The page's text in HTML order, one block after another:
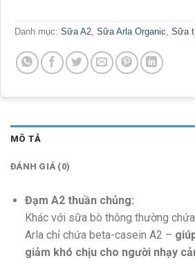
Danh mục: Sữa A2, Sữa Arla Organic, Sữa
MÔ TẢ
ĐÁNH GIÁ (0)
Đạm A2 thuần chủng:
Khác với sữa bò thông thường
Arla chỉ chứa beta-casein A2 –
giảm khó chịu cho người nhạy